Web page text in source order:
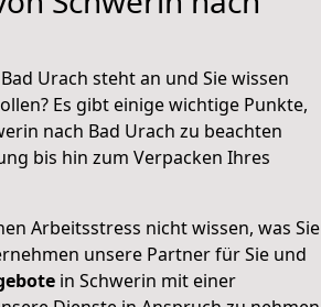
Urach steht an und Sie wissen
Es gibt einige wichtige Punkte,
nach Bad Urach zu beachten
bis hin zum Verpacken Ihres
Arbeitsstress nicht wissen, was Sie
unsere Partner für Sie und
in Schwerin mit einer